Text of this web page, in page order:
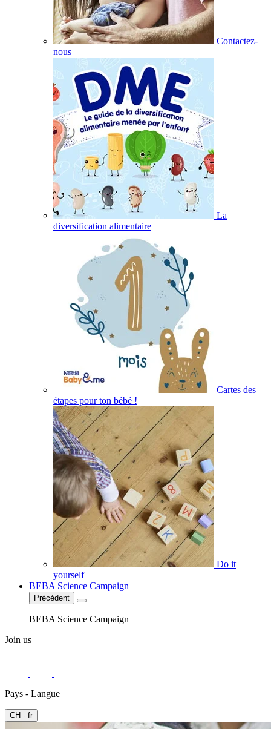
Contactez-
nous
La
diversification alimentaire
Cartes des
étapes pour ton bébé !
Do it
yourself
BEBA Science Campaign
Précédent
BEBA Science Campaign
Join us
Pays - Langue
CH - fr